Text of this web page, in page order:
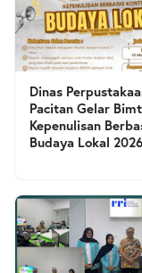
Dinas
Pacitan Gelar
Kepenulisan
Budaya Lokal 2026